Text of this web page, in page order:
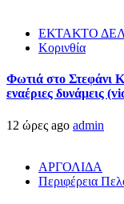
ΕΚΤΑΚΤΟ
Κορινθία
Φωτιά στο Στεφάνι
εναέριες δυνάμεις
12 ώρες ago admin
ΑΡΓΟΛΙΔΑ
Περιφέρεια